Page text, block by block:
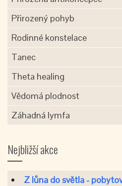
Přirozený pohyb
Rodinné konstelace
Tanec
Theta healing
Vědomá plodnost
Záhadná lymfa
Nejbližší akce
Z lůna do světla -